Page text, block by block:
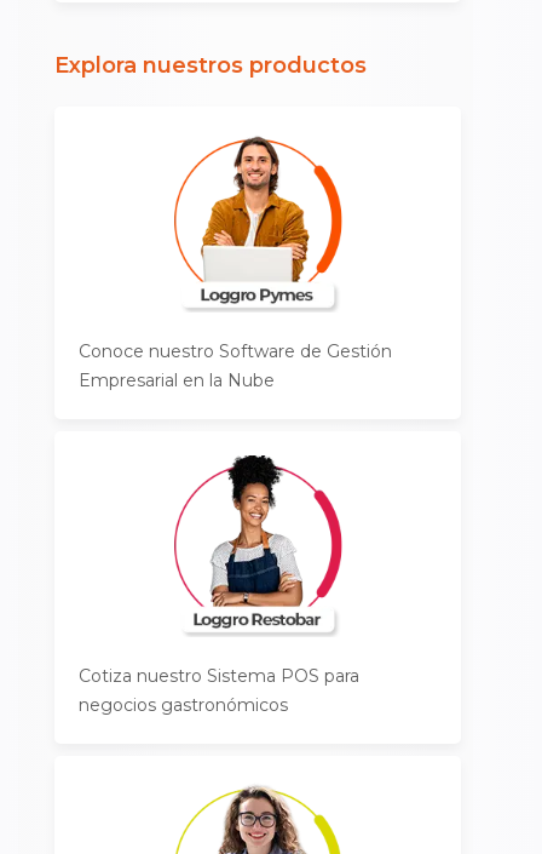
Explora nuestros productos
Conoce nuestro Software de Gestión
Empresarial en la Nube
Cotiza nuestro Sistema POS para
negocios gastronómicos